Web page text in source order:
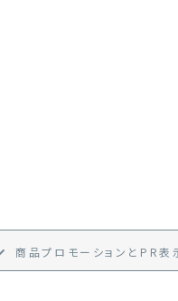
商品プロモーション と PR表